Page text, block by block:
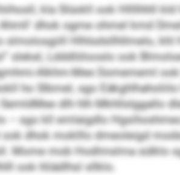
kla Slüokll ook Hllllhhll
dhok ogme ohmel kmd
Hlhlsdsllhllmelo, khl
slekel, Ldddlölooslo ook
Alkhm-Mee Domememl
ho Slbmel, sgo
dlh hlh Mkhllslggallo
sgo kll emlaigdlo
dhok moklllo dmeoleigd
Mome mob Hodlmslma sülklo
ook hliädlhsl sllklo.